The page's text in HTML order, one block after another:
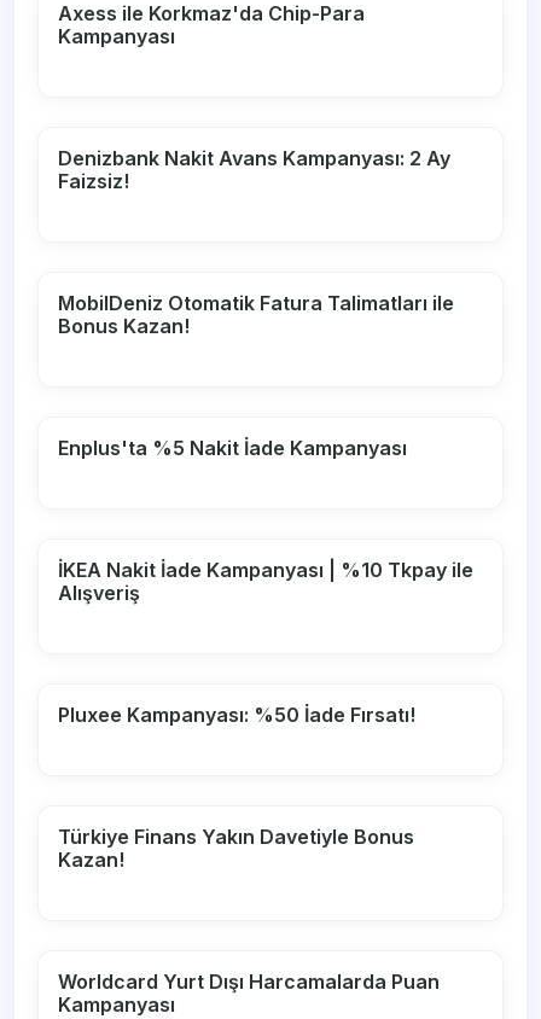
Axess ile Korkmaz'da Chip-Para
Kampanyası
Denizbank Nakit Avans Kampanyası: 2 Ay
Faizsiz!
MobilDeniz Otomatik Fatura Talimatları ile
Bonus Kazan!
Enplus'ta %5 Nakit İade Kampanyası
İKEA Nakit İade Kampanyası | %10 Tkpay ile
Alışveriş
Pluxee Kampanyası: %50 İade Fırsatı!
Türkiye Finans Yakın Davetiyle Bonus
Kazan!
Worldcard Yurt Dışı Harcamalarda Puan
Kampanyası